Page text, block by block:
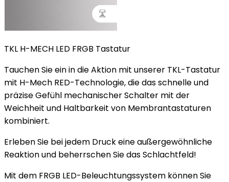
TKL H-MECH LED FRGB Tastatur
Tauchen Sie ein in die Aktion mit unserer TKL-Tastatur
mit H-Mech RED-Technologie, die das schnelle und
präzise Gefühl mechanischer Schalter mit der
Weichheit und Haltbarkeit von Membrantastaturen
kombiniert.
Erleben Sie bei jedem Druck eine außergewöhnliche
Reaktion und beherrschen Sie das Schlachtfeld!
Mit dem FRGB LED-Beleuchtungssystem können Sie